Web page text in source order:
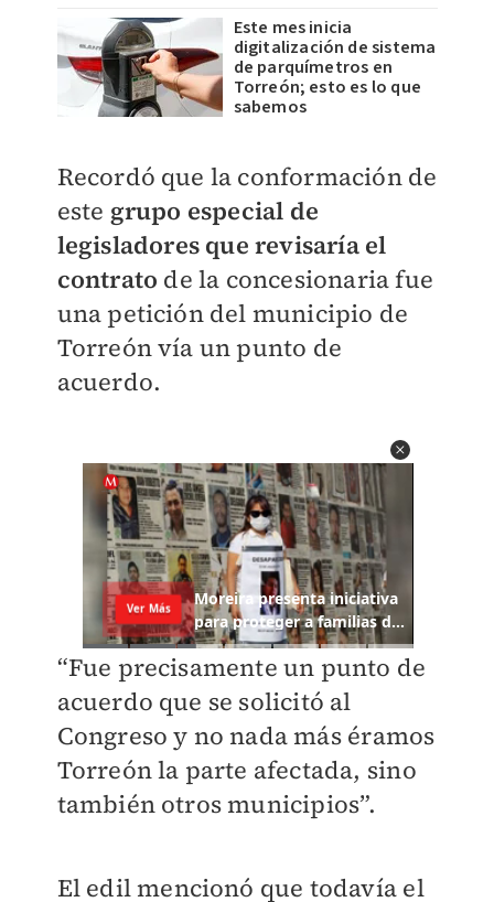
Este mes inicia
digitalización de sistema
de parquímetros en
Torreón; esto es lo que
sabemos
Recordó que la conformación de
este grupo especial de
legisladores que revisaría el
contrato de la concesionaria fue
una petición del municipio de
Torreón vía un punto de
acuerdo.
“Fue precisamente un punto de
acuerdo que se solicitó al
Congreso y no nada más éramos
Torreón la parte afectada, sino
también otros municipios”.
El edil mencionó que todavía el